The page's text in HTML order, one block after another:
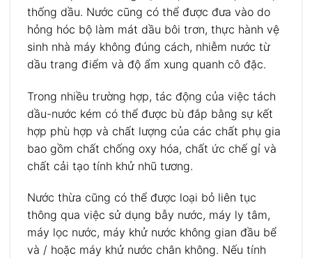
thống dầu. Nước cũng có thể được đưa vào do
hỏng hóc bộ làm mát dầu bôi trơn, thực hành vệ
sinh nhà máy không đúng cách, nhiễm nước từ
dầu trang điểm và độ ẩm xung quanh cô đặc.
Trong nhiều trường hợp, tác động của việc tách
dầu-nước kém có thể được bù đắp bằng sự kết
hợp phù hợp và chất lượng của các chất phụ gia
bao gồm chất chống oxy hóa, chất ức chế gỉ và
chất cải tạo tính khử nhũ tương.
Nước thừa cũng có thể được loại bỏ liên tục
thông qua việc sử dụng bẫy nước, máy ly tâm,
máy lọc nước, máy khử nước không gian đầu bể
và / hoặc máy khử nước chân không. Nếu tính